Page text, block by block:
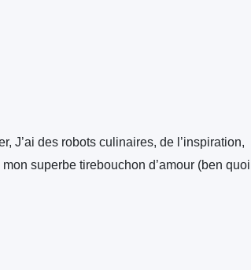
J’ai des robots culinaires, de l’inspiration,
superbe tirebouchon d’amour (ben quoi